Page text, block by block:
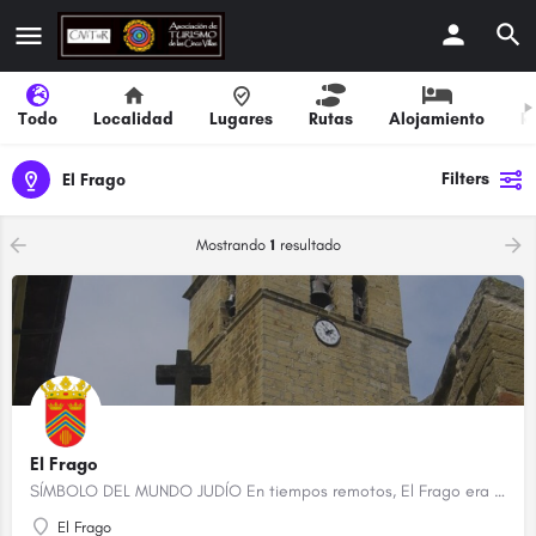
Todo Localidad Lugares Rutas Alojamiento
El Frago Filters
Mostrando 1 resultado
El Frago
SÍMBOLO DEL MUNDO JUDÍO En tiempos remotos, El Frago era un lugar “áspero, peñascoso y lleno de maleza”, de…
El Frago